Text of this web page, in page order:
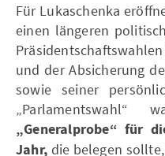
Für Lukaschenka
einen längeren
und der Absicherung
sowie seiner
„Parlamentswahl“
„Generalprobe“ für
Jahr, die belegen